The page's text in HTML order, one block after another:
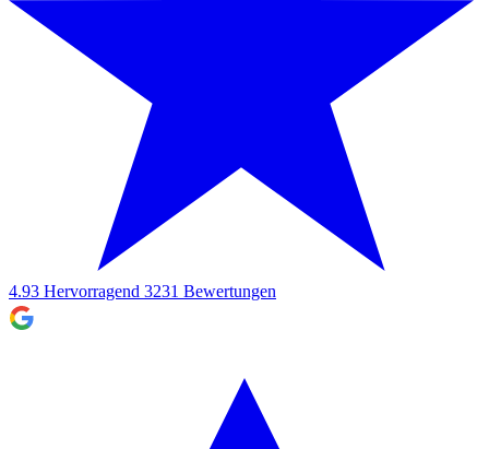
4.93 Hervorragend 3231 Bewertungen